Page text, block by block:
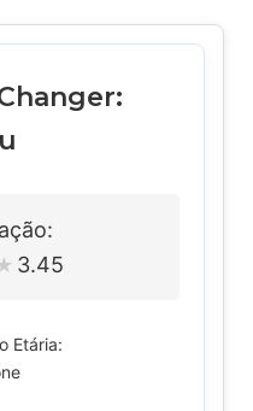
3.45
Etária: